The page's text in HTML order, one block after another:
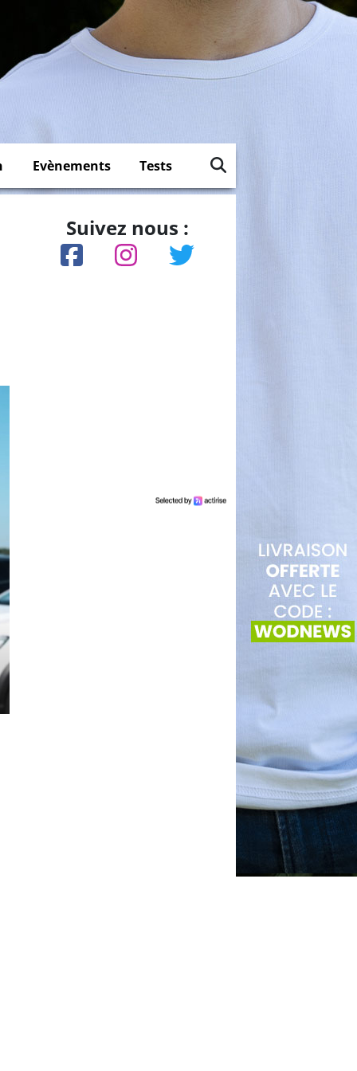
Evènements Tests
Suivez nous :